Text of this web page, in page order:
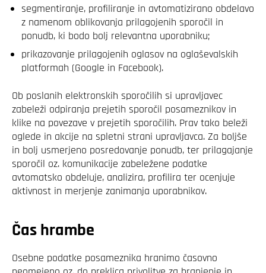
segmentiranje, profiliranje in avtomatizirano obdelavo
z namenom oblikovanja prilagojenih sporočil in
ponudb, ki bodo bolj relevantna uporabniku;
prikazovanje prilagojenih oglasov na oglaševalskih
platformah (Google in Facebook).
Ob poslanih elektronskih sporočilih si upravljavec
zabeleži odpiranja prejetih sporočil posameznikov in
klike na povezave v prejetih sporočilih. Prav tako beleži
oglede in akcije na spletni strani upravljavca. Za boljše
in bolj usmerjeno posredovanje ponudb, ter prilagajanje
sporočil oz. komunikacije zabeležene podatke
avtomatsko obdeluje, analizira, profilira ter ocenjuje
aktivnost in merjenje zanimanja uporabnikov.
Čas hrambe
Osebne podatke posameznika hranimo časovno